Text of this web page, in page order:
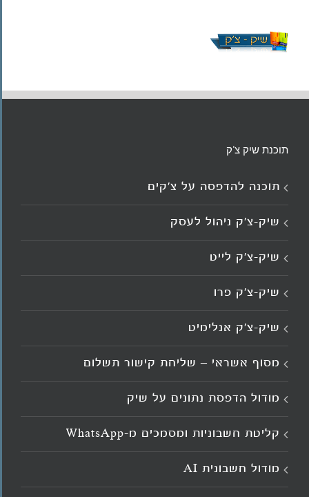
תוכנת שיק צ'ק
תוכנה להדפסה על צ’קים
שיק-צ'ק ניהול לעסק
שיק-צ’ק לייט
שיק-צ’ק פרו
שיק-צ’ק אנלימיט
מסוף אשראי – שליחת קישור תשלום
מודול הדפסת נתונים על שיק
קליטת חשבוניות ומסמכים מ־WhatsApp
מודול חשבונית AI